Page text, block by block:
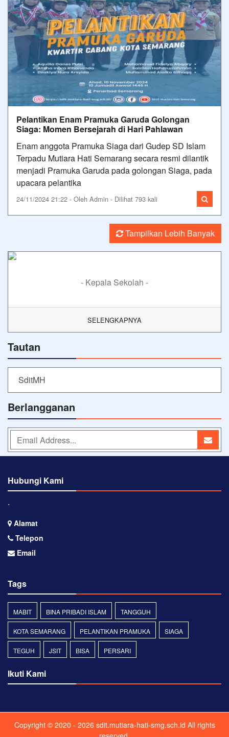
Pelantikan Enam Pramuka Garuda Golongan
Siaga: Momen Bersejarah di Hari Pahlawan
Enam anggota Pramuka Siaga dari Gudep SD Islam
Terpadu Mutiara Hati Semarang secara resmi dilantik
menjadi Pramuka Garuda pada golongan Siaga, pada
upacara pelantika
24/11/2024 21:22 - Oleh Admin - Dilihat 793 kali
Tampilkan Lebih Banyak
- Kepala Sekolah -
SELENGKAPNYA
Tautan
SditMH
Berlangganan
Hubungi Kami
⋅
Alamat
Telepon
Email
Tags
MABIT BINA PRIBADI ISLAM TANGGUH
KOTA SEMARANG PELANTIKAN PRAMUKA SIAGA
TEGUH JSIT BISA PERSARI
Ikuti Kami
Copyright © 2020 - 2026 sdit.mutiara-hati-smg.sch.id All rights